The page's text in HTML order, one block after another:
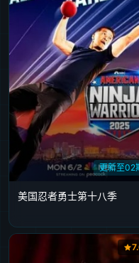
更新至02
美国忍者勇士第十八季